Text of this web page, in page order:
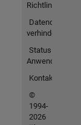
Richtlinien
Datendiebstahl
verhindern
Status von
Anwendungen
Kontakt
©
1994-
2026